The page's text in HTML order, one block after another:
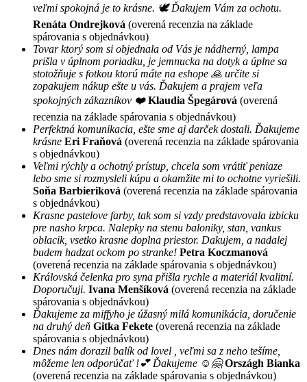
veľmi spokojná je to krásne. 🕊 Ďakujem Vám za ochotu.
Renáta Ondrejková (overená recenzia na základe
spárovania s objednávkou)
Tovar ktorý som si objednala od Vás je nádherný, lampa
prišla v úplnom poriadku, je jemnucka na dotyk a úplne sa
stotožňuje s fotkou ktorú máte na eshope 🙏 určite si
zopakujem nákup ešte u vás. Ďakujem a prajem veľa
spokojných zákazníkov ❤️ Klaudia Špegárová (overená
recenzia na základe spárovania s objednávkou)
Perfektná komunikacia, ešte sme aj darček dostali. Ďakujeme
krásne Eri Fraňová (overená recenzia na základe spárovania
s objednávkou)
Veľmi rýchly a ochotný prístup, chcela som vrátiť peniaze
lebo sme si rozmysleli kúpu a okamžite mi to ochotne vyriešili.
Soňa Barbieriková (overená recenzia na základe spárovania
s objednávkou)
Krasne pastelove farby, tak som si vzdy predstavovala izbicku
pre nasho krpca. Nalepky na stenu baloniky, stan, vankus
oblacik, vsetko krasne doplna priestor. Dakujem, a nadalej
budem hadzat ockom po stranke! Petra Koczmanová
(overená recenzia na základe spárovania s objednávkou)
Královská čelenka pro syna přišla rychle a materiál kvalitní.
Doporučuji. Ivana Menšíková (overená recenzia na základe
spárovania s objednávkou)
Ďakujeme za miffyho je úžasný milá komunikácia, doručenie
na druhý deň Gitka Fekete (overená recenzia na základe
spárovania s objednávkou)
Dnes nám dorazil balík od lovel , veľmi sa z neho tešíme,
môžeme len odporúčať !💕 Ďakujeme ☺️🤗 Országh Bianka
(overená recenzia na základe spárovania s objednávkou)